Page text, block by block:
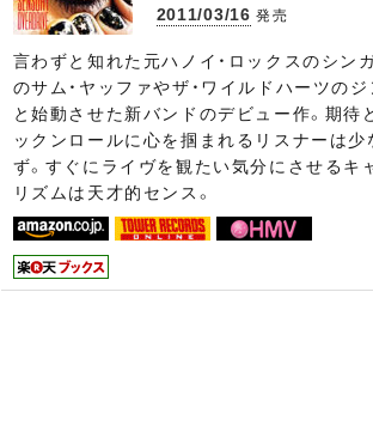
2011/03/16 発売
言わずと知れた元ハノイ・ロックスのシン
のサム・ヤッファやザ・ワイルドハーツの
と始動させた新バンドのデビュー作。期待
ックンロールに心を掴まれるリスナーは少
ず。すぐにライヴを観たい気分にさせるキ
リズムは天才的センス。